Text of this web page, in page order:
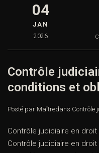
04
JAN
2026
Contrôle
conditions et
Posté par Maîtredans Contrôle
Contrôle judiciaire en
Contrôle judiciaire en